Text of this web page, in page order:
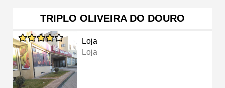
TRIPLO OLIVEIRA DO DOURO
Loja
Loja